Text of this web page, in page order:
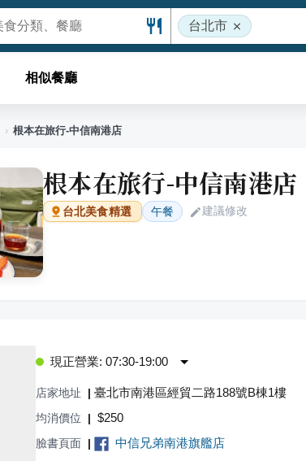
台北市
相似餐廳
› 根本在旅行-中信南港店
根本在旅行-中信南港店
台北美食精選 午餐 建議修改
現正營業: 07:30-19:00
店家地址 | 臺北市南港區經貿二路188號B棟1樓
均消價位 | $250
臉書頁面 | 中信兄弟南港旗艦店